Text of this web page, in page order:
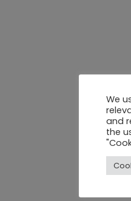
We
and
the